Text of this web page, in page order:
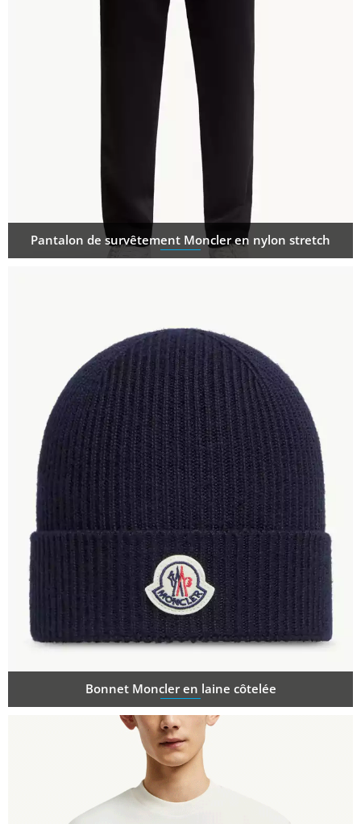
Pantalon de survêtement Moncler en nylon stretch
Bonnet Moncler en laine côtelée